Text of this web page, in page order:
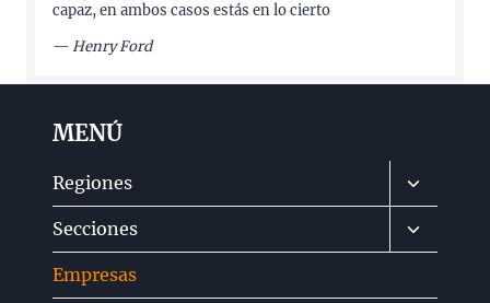
capaz, en ambos casos estás en lo cierto
— Henry Ford
MENÚ
Regiones
Alternar
menú
hijo
Secciones
Alternar
menú
Empresas